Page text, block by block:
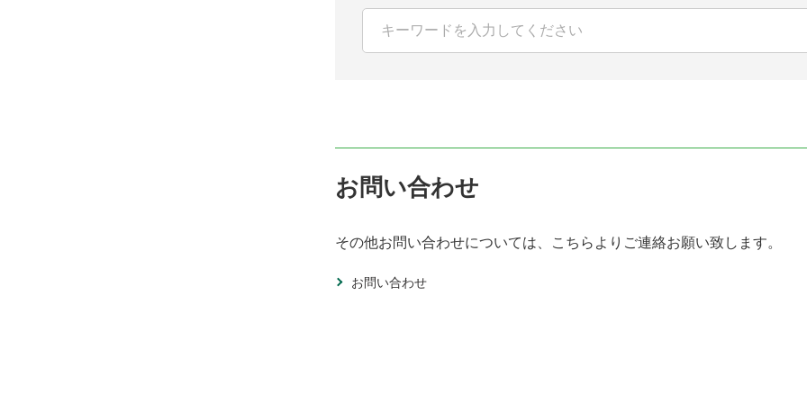
お問い合わせ
その他お問い合わせについては、こちらよりご連絡お願い致します。
お問い合わせ